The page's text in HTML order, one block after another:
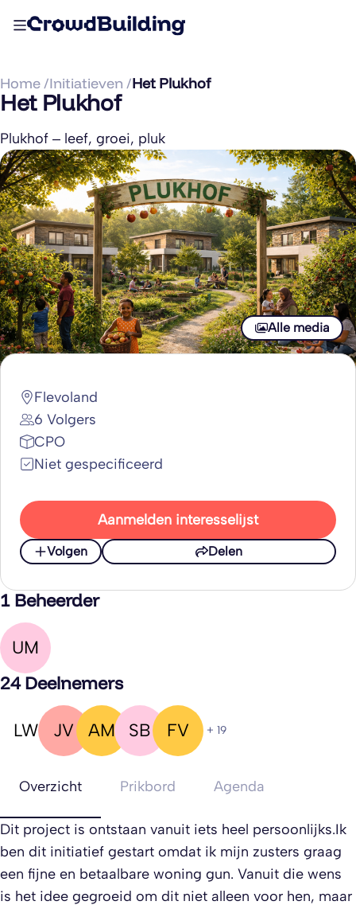
Home /Initiatieven /Het Plukhof
Het Plukhof
Plukhof – leef, groei, pluk
Alle media
Flevoland
6 Volgers
CPO
Niet gespecificeerd
Aanmelden interesselijst
Volgen Delen
1 Beheerder
UM
24 Deelnemers
LW JV AM SB FV + 19
Overzicht Prikbord Agenda
Dit project is ontstaan vanuit iets heel persoonlijks.Ik
ben dit initiatief gestart omdat ik mijn zusters graag
een fijne en betaalbare woning gun. Vanuit die wens
is het idee gegroeid om dit niet alleen voor hen, maar